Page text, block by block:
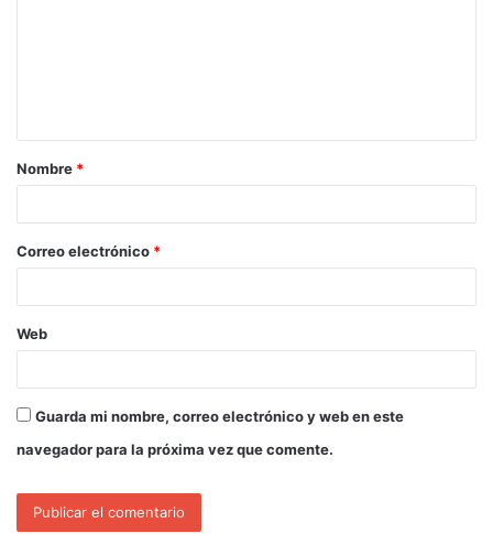
Nombre *
Correo electrónico *
Web
Guarda mi nombre, correo electrónico y web en este
navegador para la próxima vez que comente.